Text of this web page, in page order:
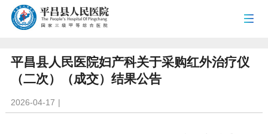
平昌县人民医院妇产科关于采购红外治疗仪
（二次）（成交）结果公告
2026-04-17 |